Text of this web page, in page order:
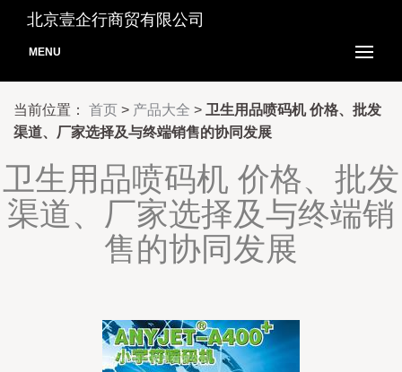
北京壹企行商贸有限公司
MENU
当前位置： 首页 > 产品大全 > 卫生用品喷码机 价格、批发
渠道、厂家选择及与终端销售的协同发展
卫生用品喷码机 价格、批发
渠道、厂家选择及与终端销
售的协同发展